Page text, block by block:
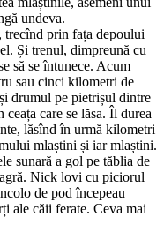
undeva.
trecînd prin fața depoului
Și trenul, dimpreună cu
să se întunece. Acum
sau cinci kilometri de
drumul pe pietrișul dintre
care se lăsa. Îl durea
lăsînd în urmă kilometri
mlaștini și iar mlaștini.
sunară a gol pe tăblia de
Nick lovi cu piciorul
de pod începeau
ale căii ferate. Ceva mai